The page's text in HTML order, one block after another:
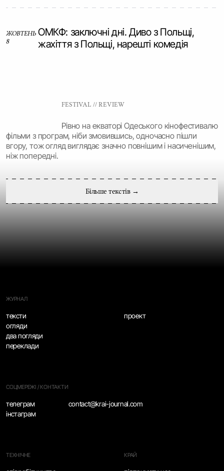
ЖОВТЕНЬ
8
ОМКФ: заключні дні. Диво з Польщі,
жахіття з Польщі, нарешті комедія
FESTIVAL // REVIEW
Рівно на екваторі Одеського кінофестивалю
фільми з програм, ніби змовившись, одночасно пішли
вгору, тож огляд виглядає значно повнішим і насиченішим,
ніж попередні.
Більше текстів→
ЖУРНАЛ
тексти
огляди
два погляди
переклади
проект
СОЦМЕРЕЖІ / КОНТАКТИ
телеграм
інстаграм
contact@krai-journal.com
ТЕХНІЧНЕ КРАЙ